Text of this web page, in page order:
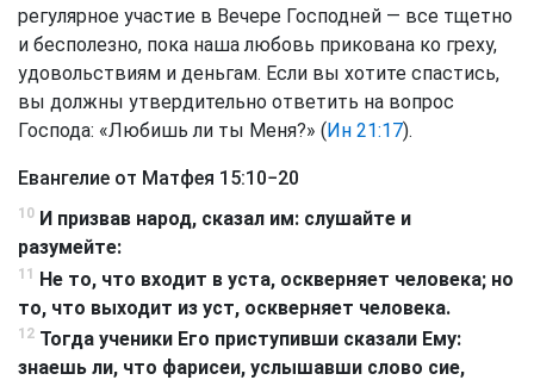
регулярное участие в Вечере Господней — все тщетно
и бесполезно, пока наша любовь прикована ко греху,
удовольствиям и деньгам. Если вы хотите спастись,
вы должны утвердительно ответить на вопрос
Господа: «Любишь ли ты Меня?» (Ин 21:17).
Евангелие от Матфея 15:10−20
10 И призвав народ, сказал им: слушайте и
разумейте:
11 Не то, что входит в уста, оскверняет человека; но
то, что выходит из уст, оскверняет человека.
12 Тогда ученики Его приступивши сказали Ему:
знаешь ли, что фарисеи, услышавши слово сие,